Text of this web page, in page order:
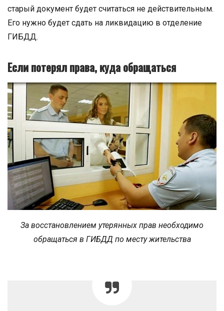
старый документ будет считаться не действительным.
Его нужно будет сдать на ликвидацию в отделение
ГИБДД.
Если потерял права, куда обращаться
За восстановлением утерянных прав необходимо
обращаться в ГИБДД по месту жительства